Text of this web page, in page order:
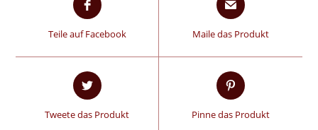
Teile auf Facebook Maile das Produkt
Tweete das Produkt Pinne das Produkt